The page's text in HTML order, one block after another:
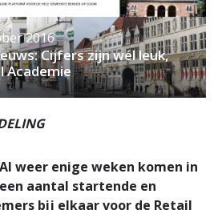
2016
Cijfers zijn wél leuk,
Academie
Al weer enige weken komen in
aantal startende en
bij elkaar voor de Retail